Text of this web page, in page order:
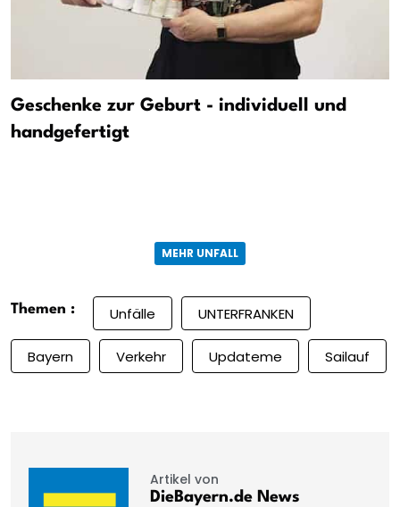
Geschenke zur Geburt - individuell und
handgefertigt
MEHR UNFALL
Themen : Unfälle UNTERFRANKEN
Bayern Verkehr Updateme Sailauf
Artikel von
DieBayern.de News